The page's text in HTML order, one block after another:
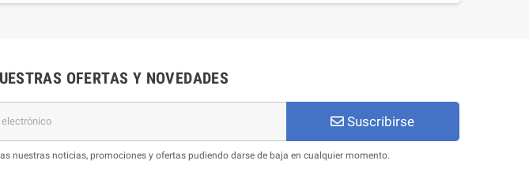
OFERTAS Y NOVEDADES
Suscribirse
nuestras noticias, promociones y ofertas pudiendo darse de baja en cualquier momento.